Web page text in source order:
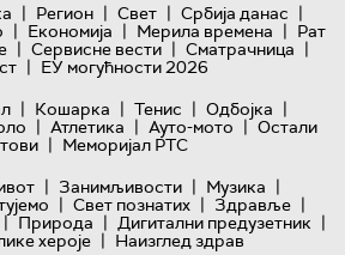
| Регион | Свет | Србија данас |
| Економија | Мерила времена | Рат
| Сервисне вести | Сматрачница |
| ЕУ могућности 2026
| Кошарка | Тенис | Одбојка |
| Атлетика | Ауто-мото | Остали
| Меморијал РТС
| Занимљивости | Музика |
| Свет познатих | Здравље |
| Природа | Дигитални предузетник |
хероје | Наизглед здрав